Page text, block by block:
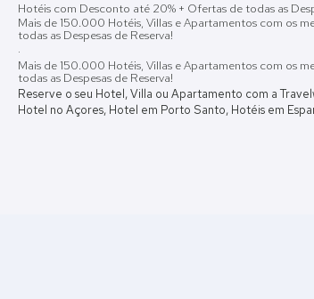
Hotéis com Desconto até 20% + Ofertas de todas as
Mais de 150.000 Hotéis, Villas e Apartamentos com os
todas as Despesas de Reserva!
·
Mais de 150.000 Hotéis, Villas e Apartamentos com os
todas as Despesas de Reserva!
Reserve o seu Hotel, Villa ou Apartamento com a
Hotel no Açores, Hotel em Porto Santo, Hotéis em